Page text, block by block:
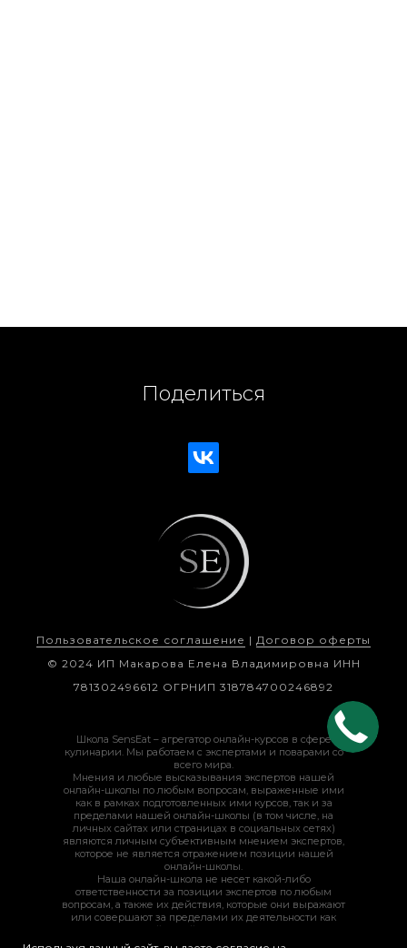
Поделиться
Пользовательское соглашение | Договор оферты
© 2024 ИП Макарова Елена Владимировна ИНН
781302496612 ОГРНИП 318784700246892
Школа SensEat – агрегатор онлайн-курсов в сфере
кулинарии. Мы работаем с экспертами и поварами со
всего мира.
Мнения и любые высказывания экспертов нашей
онлайн-школы по любым вопросам, выраженные ими
как в рамках подготовленных ими курсов, так и за
пределами нашей онлайн-школы (в том числе, на
личных сайтах или страницах в социальных сетях)
являются личным субъективным мнением экспертов,
которое не является отражением позиции нашей
онлайн-школы.
Наша онлайн-школа не несет какой-либо
ответственности за позиции экспертов по любым
вопросам, а также их действия, которые они выражают
или совершают за пределами их деятельности как
экспертов нашей онлайн-школы. Такие позиции и
действия осуществляются экспертами по собственной